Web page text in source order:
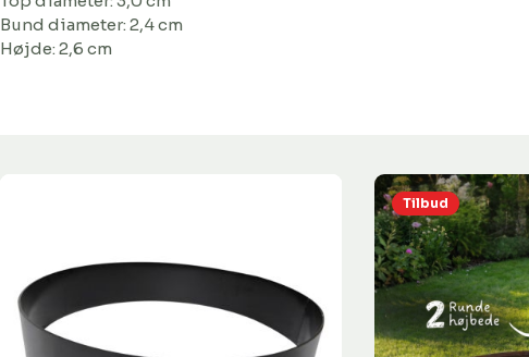
Bund diameter: 2,4 cm
Højde: 2,6 cm
Tilbud